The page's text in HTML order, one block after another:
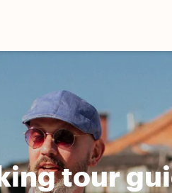
tour